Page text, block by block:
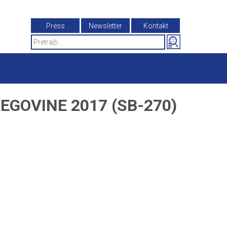
Press Newsletter
Kontakt
Search
for:
2017 (SB-270)